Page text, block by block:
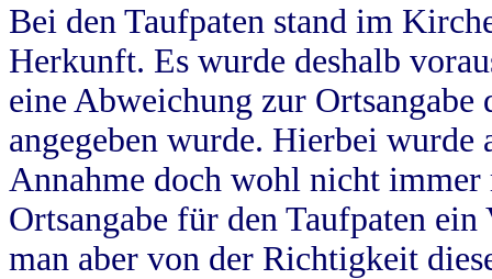
Bei den Taufpaten stand im
Herkunft. Es wurde deshalb
eine Abweichung zur
angegeben wurde. Hierbei wurde
Annahme doch wohl nicht
Ortsangabe für den Taufpaten
man aber von der Richtigkeit